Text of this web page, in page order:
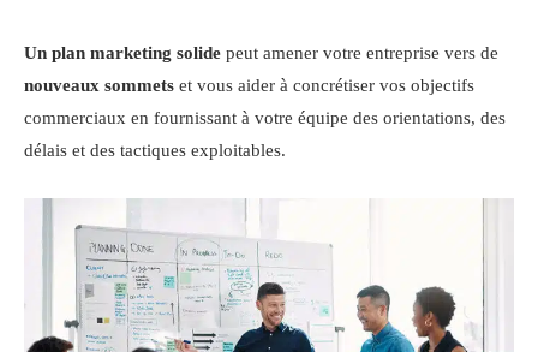
Un plan marketing solide peut amener votre entreprise vers de
nouveaux sommets et vous aider à concrétiser vos objectifs
commerciaux en fournissant à votre équipe des orientations, des
délais et des tactiques exploitables.